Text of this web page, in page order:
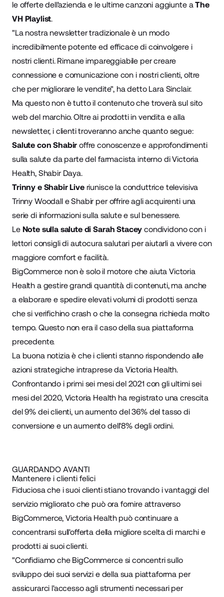
le offerte dell'azienda e le ultime canzoni aggiunte aThe
VH Playlist.
"La nostra newsletter tradizionale è un modo
incredibilmente potente ed efficace di coinvolgere i
nostri clienti. Rimane impareggiabile per creare
connessione e comunicazione con i nostri clienti, oltre
che per migliorare le vendite", ha detto Lara Sinclair.
Ma questo non è tutto il contenuto che troverà sul sito
web del marchio. Oltre ai prodotti in vendita e alla
newsletter, i clienti troveranno anche quanto segue:
Salute con Shabir offre conoscenze e approfondimenti
sulla salute da parte del farmacista interno di Victoria
Health, Shabir Daya.
Trinny e Shabir Liveriunisce la conduttrice televisiva
Trinny Woodall e Shabir per offrire agli acquirenti una
serie di informazioni sulla salute e sul benessere.
Le Note sulla salute di Sarah Stacey condividono con i
lettori consigli di autocura salutari per aiutarli a vivere con
maggiore comfort e facilità.
BigCommerce non è solo il motore che aiuta Victoria
Health a gestire grandi quantità di contenuti, ma anche
a elaborare e spedire elevati volumi di prodotti senza
che si verifichino crash o che la consegna richieda molto
tempo. Questo non era il caso della sua piattaforma
precedente.
La buona notizia è che i clienti stanno rispondendo alle
azioni strategiche intraprese da Victoria Health.
Confrontando i primi sei mesi del 2021 con gli ultimi sei
mesi del 2020, Victoria Health ha registrato una crescita
del 9% dei clienti, un aumento del 36% del tasso di
conversione e un aumento dell'8% degli ordini.
GUARDANDO AVANTI
Mantenere i clienti felici
Fiduciosa che i suoi clienti stiano trovando i vantaggi del
servizio migliorato che può ora fornire attraverso
BigCommerce, Victoria Health può continuare a
concentrarsi sull'offerta della migliore scelta di marchi e
prodotti ai suoi clienti.
"Confidiamo che BigCommerce si concentri sullo
sviluppo dei suoi servizi e della sua piattaforma per
assicurarci l'accesso agli strumenti necessari per